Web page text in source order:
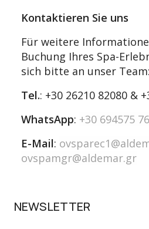
Kontaktieren Sie uns
Für weitere
Buchung Ihres Spa-
sich bitte an unser Team:
Tel.: +30 26210 82080 &
WhatsApp: +30 694575
E-Mail:
ovspamgr@aldemar.gr
NEWSLETTER